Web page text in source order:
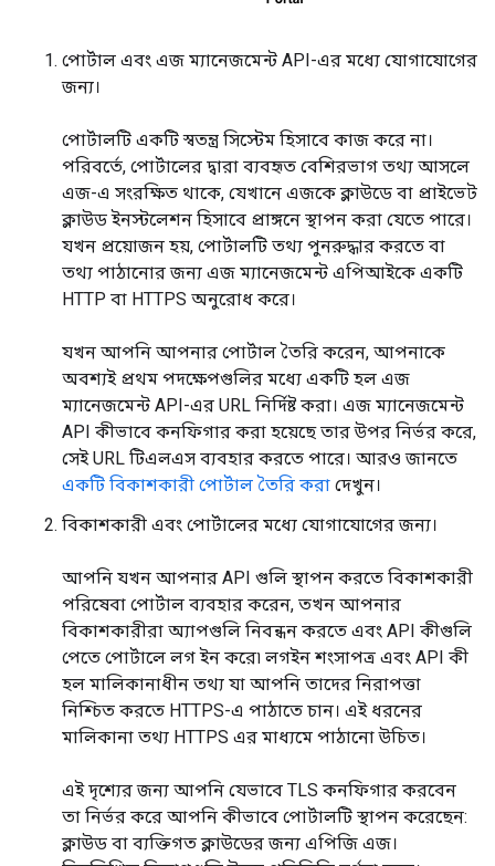
পোর্টাল এবং এজ ম্যানেজমেন্ট API-এর মধ্যে যোগাযোগের
জন্য।
পোর্টালটি একটি স্বতন্ত্র সিস্টেম হিসাবে কাজ করে না।
পরিবর্তে, পোর্টালের দ্বারা ব্যবহৃত বেশিরভাগ তথ্য আসলে
এজ-এ সংরক্ষিত থাকে, যেখানে এজকে ক্লাউডে বা প্রাইভেট
ক্লাউড ইনস্টলেশন হিসাবে প্রাঙ্গনে স্থাপন করা যেতে পারে।
যখন প্রয়োজন হয়, পোর্টালটি তথ্য পুনরুদ্ধার করতে বা
তথ্য পাঠানোর জন্য এজ ম্যানেজমেন্ট এপিআইকে একটি
HTTP বা HTTPS অনুরোধ করে।
যখন আপনি আপনার পোর্টাল তৈরি করেন, আপনাকে
অবশ্যই প্রথম পদক্ষেপগুলির মধ্যে একটি হল এজ
ম্যানেজমেন্ট API-এর URL নির্দিষ্ট করা। এজ ম্যানেজমেন্ট
API কীভাবে কনফিগার করা হয়েছে তার উপর নির্ভর করে,
সেই URL টিএলএস ব্যবহার করতে পারে। আরও জানতে
একটি বিকাশকারী পোর্টাল তৈরি করা দেখুন।
বিকাশকারী এবং পোর্টালের মধ্যে যোগাযোগের জন্য।
আপনি যখন আপনার API গুলি স্থাপন করতে বিকাশকারী
পরিষেবা পোর্টাল ব্যবহার করেন, তখন আপনার
বিকাশকারীরা অ্যাপগুলি নিবন্ধন করতে এবং API কীগুলি
পেতে পোর্টালে লগ ইন করে৷ লগইন শংসাপত্র এবং API কী
হল মালিকানাধীন তথ্য যা আপনি তাদের নিরাপত্তা
নিশ্চিত করতে HTTPS-এ পাঠাতে চান। এই ধরনের
মালিকানা তথ্য HTTPS এর মাধ্যমে পাঠানো উচিত।
এই দৃশ্যের জন্য আপনি যেভাবে TLS কনফিগার করবেন
তা নির্ভর করে আপনি কীভাবে পোর্টালটি স্থাপন করেছেন:
ক্লাউড বা ব্যক্তিগত ক্লাউডের জন্য এপিজি এজ।